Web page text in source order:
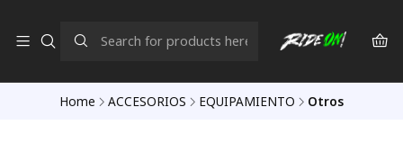
Home ACCESORIOS EQUIPAMIENTO Otros